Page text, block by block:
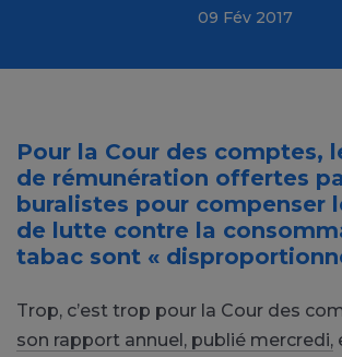
09 Fév 2017
Pour la Cour des comptes,
de rémunération offertes
buralistes pour compenser
de lutte contre la
tabac sont «
Trop, c’est trop pour la Cour des
son rapport annuel, publié mercredi,